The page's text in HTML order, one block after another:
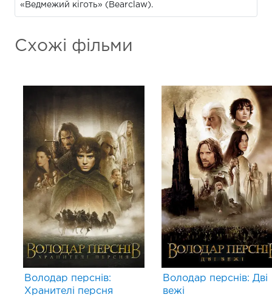
«Ведмежий кіготь» (Bearclaw).
Схожі фільми
Володар перснів:
Хранителі персня
Володар перснів: Дві
вежі